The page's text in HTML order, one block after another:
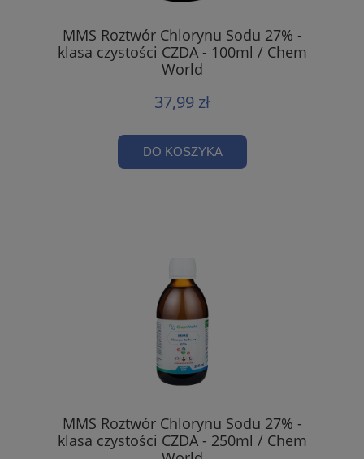
MMS Roztwór Chlorynu Sodu 27% -
klasa czystości CZDA - 100ml / Chem
World
37,99 zł
DO KOSZYKA
MMS Roztwór Chlorynu Sodu 27% -
klasa czystości CZDA - 250ml / Chem